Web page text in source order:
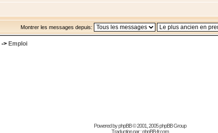
Montrer les messages depuis:
-> Emploi
Powered byphpBB© 2001, 2005 phpBB Group
Traduction par :phpBB-fr.com